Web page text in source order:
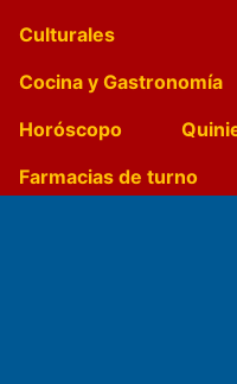
Culturales
Cocina y Gastronomía
Horóscopo
Farmacias de turno